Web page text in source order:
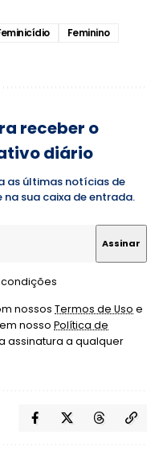
Feminino
receber o
diário
as últimas notícias de
sua caixa de entrada.
nossos Termos de Uso e
nosso Política de
assinatura a qualquer